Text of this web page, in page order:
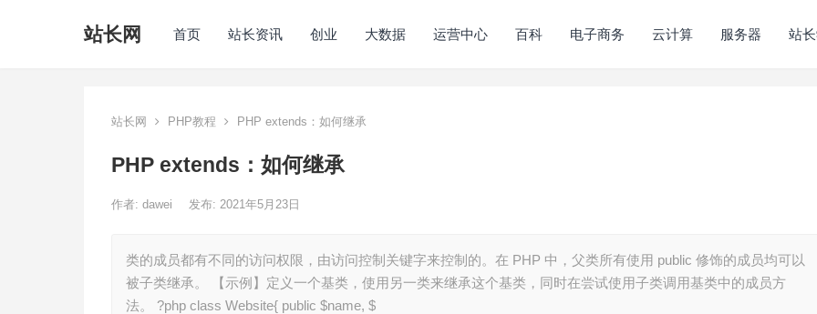
站长网 首页 站长资讯 创业 大数据 运营中心 百科 电子商务 云计算 服务器 站
站长网 PHP教程 PHP extends：如何继承
PHP extends：如何继承
作者: dawei 发布: 2021年5月23日
类的成员都有不同的访问权限，由访问控制关键字来控制的。在 PHP 中，父类所有使用 public 修饰的成员均可以
被子类继承。 【示例】定义一个基类，使用另一类来继承这个基类，同时在尝试使用子类调用基类中的成员方
法。 ?php class Website{ public $name, $